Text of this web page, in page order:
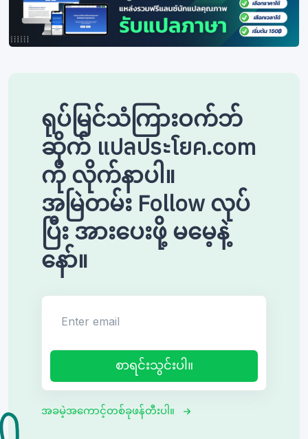
ရုပ်မြင်သံကြားဝက်ဘ်
ဆိုက် แปลประโยค.com
ကို လိုက်နာပါ။
အမြဲတမ်း Follow လုပ်
ပြီး အားပေးဖို့ မမေ့နဲ့
နော်။
စာရင်းသွင်းပါ။
အခမဲ့အကောင့်တစ်ခုဖန်တီးပါ။